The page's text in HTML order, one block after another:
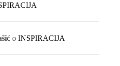
oINSPIRACIJA